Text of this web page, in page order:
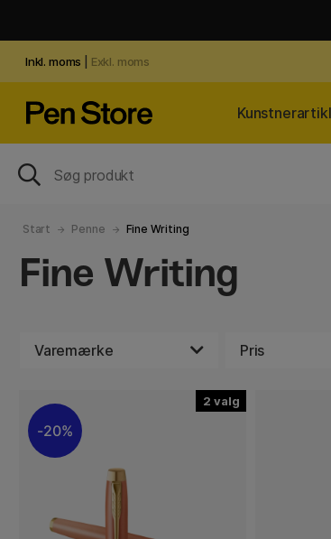
Inkl. moms Exkl. moms
Start Penne Fine Writing
Fine Writing
Varemærke Pris
2
20%